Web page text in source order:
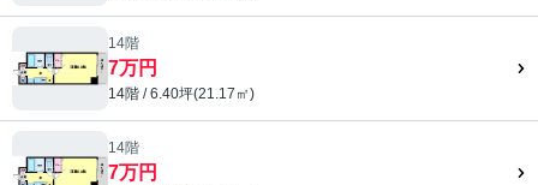
14階
7万円
14階 / 6.40坪(21.17㎡)
14階
7万円